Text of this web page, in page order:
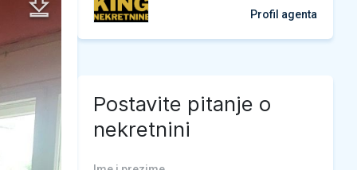
Profil agenta
Postavite pitanje o
nekretnini